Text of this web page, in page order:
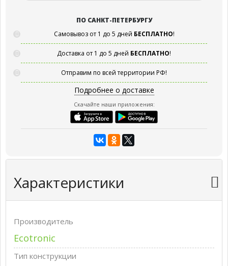
ПО САНКТ-ПЕТЕРБУРГУ
Самовывоз от 1 до 5 дней БЕСПЛАТНО!
Доставка от 1 до 5 дней БЕСПЛАТНО!
Отправим по всей территории РФ!
Подробнее о доставке
Скачайте наши приложения:
Характеристики
Производитель
Ecotronic
Тип конструкции